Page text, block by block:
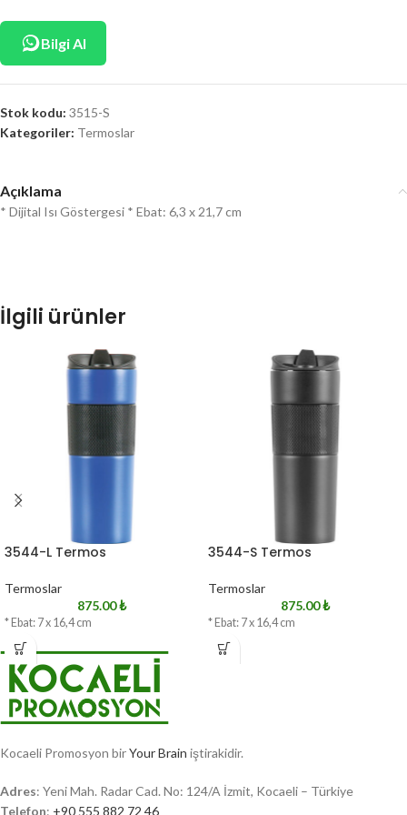
Bilgi Al
Stok kodu: 3515-S
Kategoriler: Termoslar
Açıklama
* Dijital Isı Göstergesi * Ebat: 6,3 x 21,7 cm
İlgili ürünler
3544-L Termos
Termoslar
875.00₺
* Ebat: 7 x 16,4 cm
3544-S Termos
Termoslar
875.00₺
* Ebat: 7 x 16,4 cm
Kocaeli Promosyon birYour Brain iştirakidir.
Adres: Yeni Mah. Radar Cad. No: 124/A İzmit, Kocaeli – Türkiye
Telefon: +90 555 882 72 46